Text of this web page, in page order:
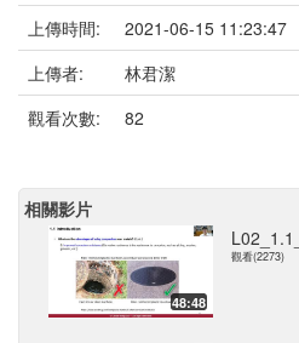
上傳時間:
2021-06-15 11:23:47
上傳者:
林君潔
觀看次數:
82
相關影片
48:48
觀看(2273)